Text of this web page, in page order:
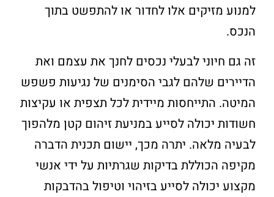
למנוע מזיקים אלו לחדור או להתפשט בתוך
הנכס.
זה גם חיוני לבעלי נכסים לחנך את עצמם ואת
הדיירים שלהם לגבי הסימנים של נגיעות פשפש
המיטה. התייחסות מיידית לכל תצפית או עקיצות
חשודות יכולה לסייע במניעת זיהום קטן מלהפוך
לבעיה מלאה. יתרה מכך, יישום תכנית הדברה
מקיפה הכוללת בדיקות שגרתיות על ידי אנשי
מקצוע יכולה לסייע בזיהוי וטיפול בהדבקות